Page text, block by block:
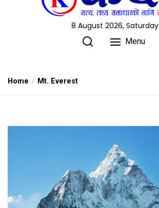
8 August 2026, Saturday
Menu
Home Mt. Everest